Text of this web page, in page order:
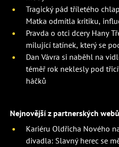
Tragický pád tříletého
Matka odmítla kritiku,
Pravda o otci dcery Hany
milující tatínek, který se
Dan Vávra si naběhl na
téměř rok neklesly pod
háčků
Nejnovější z partnerských webů
Kariéru Oldřicha Nového
divadla: Slavný herec se